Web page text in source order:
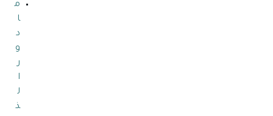
م
ا
د
و
ر
ا
ل
ذ